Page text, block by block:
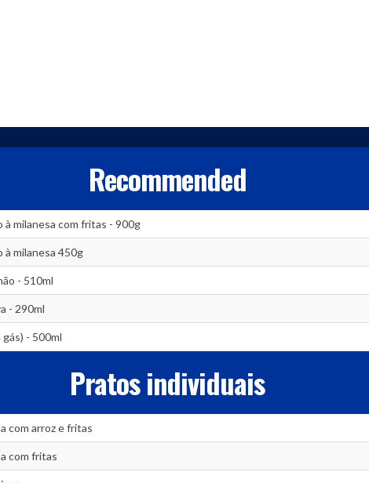
Recommended
à milanesa com fritas - 900g
à milanesa 450g
- 510ml
- 290ml
- 500ml
Pratos individuais
com arroz e fritas
com fritas